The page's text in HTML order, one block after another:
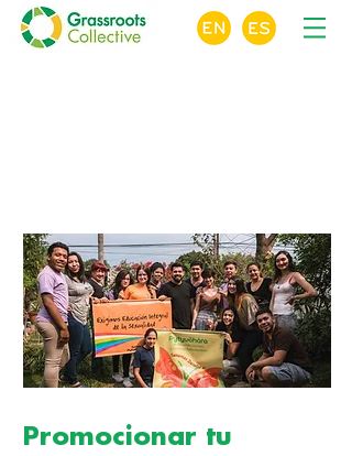
Promocionar tu